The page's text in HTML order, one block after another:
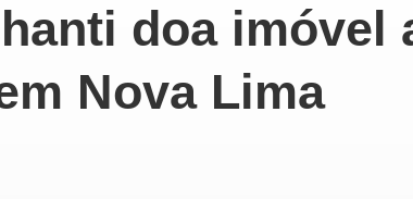
doa imóvel
Nova Lima